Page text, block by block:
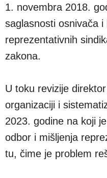
1. novembra 2018.
saglasnosti osnivača
reprezentativnih
zakona.
U toku revizije
organizaciji i
2023. godine na koji
odbor i mišljenja
tu, čime je problem